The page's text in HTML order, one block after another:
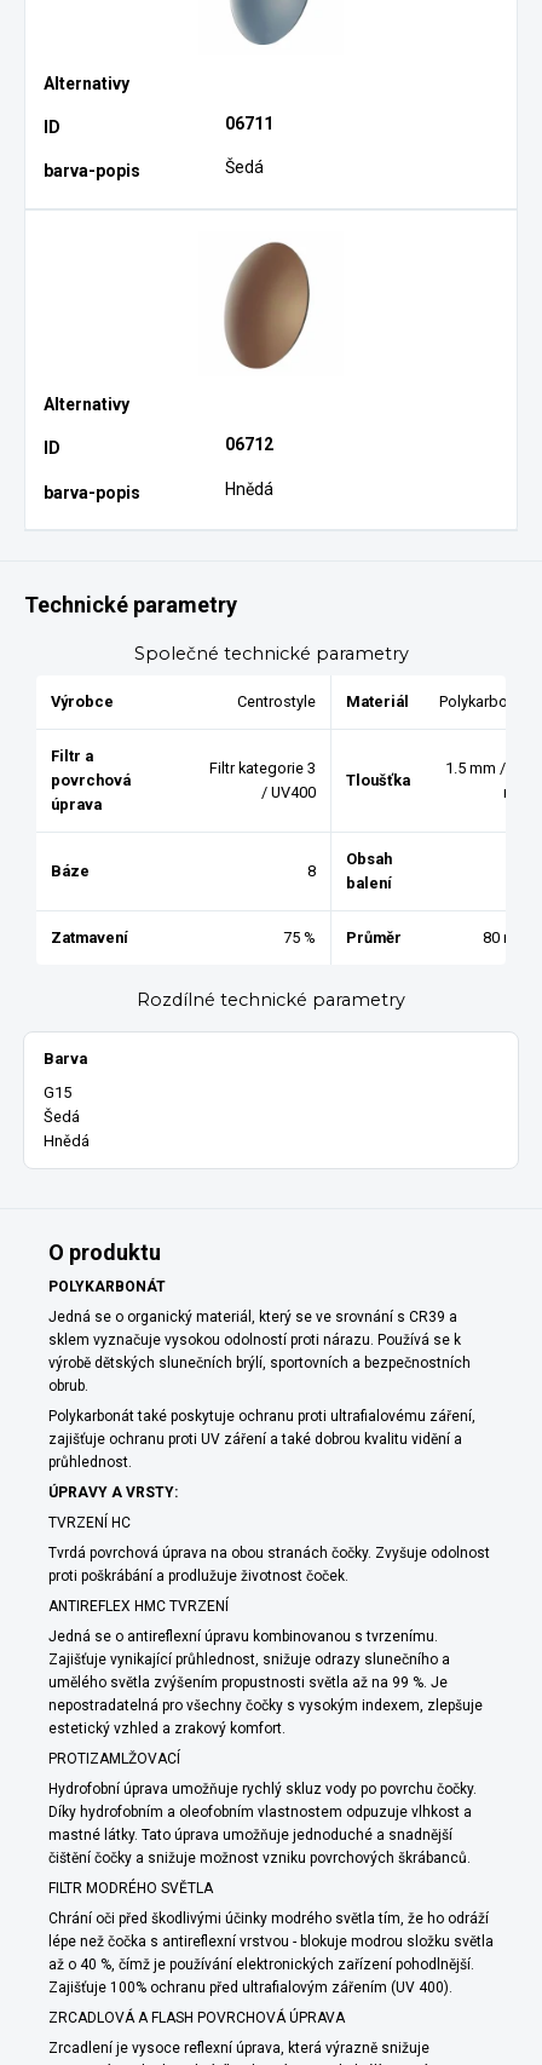
06711
Šedá
06712
Hnědá
Technické parametry
Společné technické parametry
Výrobce Centrostyle Materiál Polykarbonát
Filtr a
povrchová
úprava
Filtr kategorie 3
/ UV400
Tloušťka
1.5 mm / 1.9
mm
Báze 8
Obsah
balení
Zatmavení 75 % Průměr 80 mm
Rozdílné technické parametry
Barva
G15
Šedá
Hnědá
O produktu
POLYKARBONÁT
Jedná se o organický materiál, který se ve srovnání s CR39 a
sklem vyznačuje vysokou odolností proti nárazu. Používá se k
výrobě dětských slunečních brýlí, sportovních a bezpečnostních
obrub.
Polykarbonát také poskytuje ochranu proti ultrafialovému záření,
zajišťuje ochranu proti UV záření a také dobrou kvalitu vidění a
průhlednost.
ÚPRAVY A VRSTY:
TVRZENÍ HC
Tvrdá povrchová úprava na obou stranách čočky. Zvyšuje odolnost
proti poškrábání a prodlužuje životnost čoček.
ANTIREFLEX HMC TVRZENÍ
Jedná se o antireflexní úpravu kombinovanou s tvrzenímu.
Zajišťuje vynikající průhlednost, snižuje odrazy slunečního a
umělého světla zvýšením propustnosti světla až na 99 %. Je
nepostradatelná pro všechny čočky s vysokým indexem, zlepšuje
estetický vzhled a zrakový komfort.
PROTIZAMLŽOVACÍ
Hydrofobní úprava umožňuje rychlý skluz vody po povrchu čočky.
Díky hydrofobním a oleofobním vlastnostem odpuzuje vlhkost a
mastné látky. Tato úprava umožňuje jednoduché a snadnější
čištění čočky a snižuje možnost vzniku povrchových škrábanců.
FILTR MODRÉHO SVĚTLA
Chrání oči před škodlivými účinky modrého světla tím, že ho odráží
lépe než čočka s antireflexní vrstvou - blokuje modrou složku světla
až o 40 %, čímž je používání elektronických zařízení pohodlnější.
Zajišťuje 100% ochranu před ultrafialovým zářením (UV 400).
ZRCADLOVÁ A FLASH POVRCHOVÁ ÚPRAVA
Zrcadlení je vysoce reflexní úprava, která výrazně snižuje